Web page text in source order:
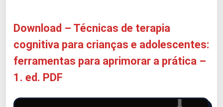
Download – Técnicas de terapia
cognitiva para crianças e adolescentes:
ferramentas para aprimorar a prática –
1. ed. PDF